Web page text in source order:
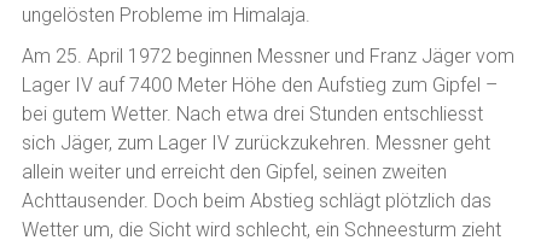
ungelösten Probleme im Himalaja.
Am 25. April 1972 beginnen Messner und Franz Jäger vom
Lager IV auf 7400 Meter Höhe den Aufstieg zum Gipfel –
bei gutem Wetter. Nach etwa drei Stunden entschliesst
sich Jäger, zum Lager IV zurückzukehren. Messner geht
allein weiter und erreicht den Gipfel, seinen zweiten
Achttausender. Doch beim Abstieg schlägt plötzlich das
Wetter um, die Sicht wird schlecht, ein Schneesturm zieht